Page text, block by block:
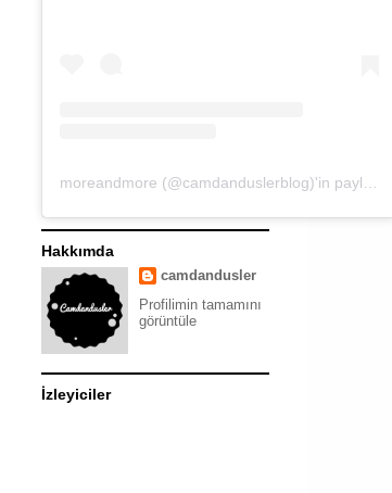
Hakkımda
camdandusler
Profilimin tamamını
görüntüle
İzleyiciler